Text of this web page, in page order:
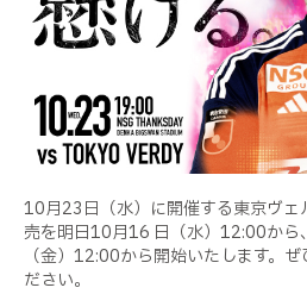
10月23日（水）に開催する東京ヴェ
売を明日10月16 日（水）12:00から
（金）12:00から開始いたします。
ださい。